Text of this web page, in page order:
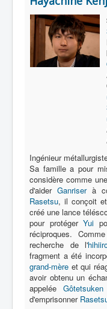
Série
Acteur
Équipe
Objet
Lieu
Épisode
Référence
Fanservice
Générique
Protagoniste
Ingénieur
Sa famille a pour
considère comme
d'aider Ganriserà
Rasetsu, il conçoit
créé une lance
pour protéger Yui
réciproques.
recherche de l'
fragment a été
grand-mère et qui
avoir obtenu un
appeléeGôtetsuken
d'emprisonner